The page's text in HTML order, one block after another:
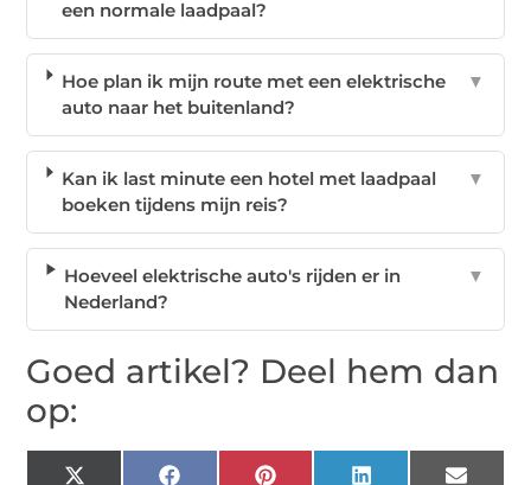
een normale laadpaal?
Hoe plan ik mijn route met een elektrische
auto naar het buitenland?
▼
Kan ik last minute een hotel met laadpaal
boeken tijdens mijn reis?
▼
Hoeveel elektrische auto's rijden er in
Nederland?
▼
Goed artikel? Deel hem dan
op: